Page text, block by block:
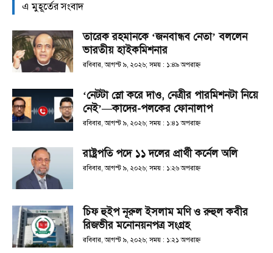
এ মুহূর্তের সংবাদ
তারেক রহমানকে ‘জনবান্ধব নেতা’ বললেন
ভারতীয় হাইকমিশনার
রবিবার, আগস্ট ৯, ২০২৬; সময় : ১:৪৯ অপরাহ্ণ
‘নেটটা স্লো করে দাও, নেত্রীর পারমিশনটা নিয়ে
নেই’—কাদের-পলকের ফোনালাপ
রবিবার, আগস্ট ৯, ২০২৬; সময় : ১:৪১ অপরাহ্ণ
রাষ্ট্রপতি পদে ১১ দলের প্রার্থী কর্নেল অলি
রবিবার, আগস্ট ৯, ২০২৬; সময় : ১:২৬ অপরাহ্ণ
চিফ হুইপ নূরুল ইসলাম মণি ও রুহুল কবীর
রিজভীর মনোনয়নপত্র সংগ্রহ
রবিবার, আগস্ট ৯, ২০২৬; সময় : ১:২১ অপরাহ্ণ